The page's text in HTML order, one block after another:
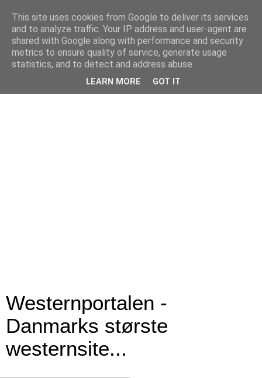
Westernportalen -
Danmarks største
westernsite...
This site uses cookies from Google to deliver its services
and to analyze traffic. Your IP address and user-agent are
shared with Google along with performance and security
metrics to ensure quality of service, generate usage
statistics, and to detect and address abuse.
LEARN MORE GOT IT